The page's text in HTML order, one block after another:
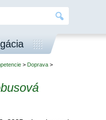
> Doprava >